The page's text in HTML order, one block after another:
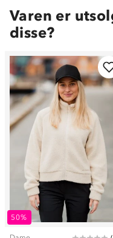
Varen er
disse?
50%